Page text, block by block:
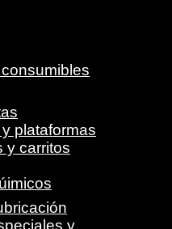
plataformas
y carritos
y